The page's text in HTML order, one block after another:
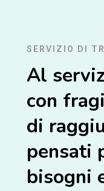
SERVIZIO DI
Al
con
di
pensati
bisogni